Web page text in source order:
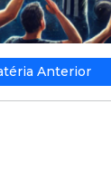
Anterior